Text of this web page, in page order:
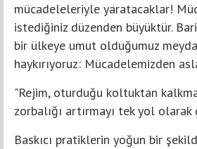
mücadeleleriyle yaratacaklar!
istediğiniz düzenden büyüktür.
bir ülkeye umut olduğumuz
haykırıyoruz: Mücadelemizden
"Rejim, oturduğu koltuktan
zorbalığı artırmayı tek yol
Baskıcı pratiklerin yoğun bir